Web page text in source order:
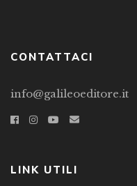
CONTATTACI
info@galileoeditore.it
LINK UTILI